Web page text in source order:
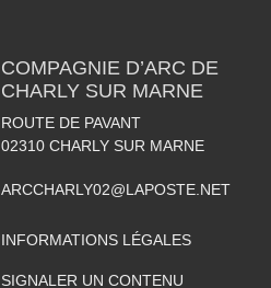
COMPAGNIE D’ARC DE
CHARLY SUR MARNE
ROUTE DE PAVANT
02310 CHARLY SUR MARNE
ARCCHARLY02@LAPOSTE.NET
INFORMATIONS LÉGALES
SIGNALER UN CONTENU